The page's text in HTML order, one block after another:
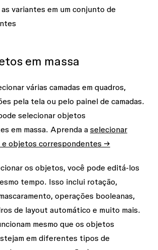
variantes em um conjunto de
em massa
várias camadas em quadros,
pela tela ou pelo painel de camadas.
selecionar objetos
em massa. Aprenda a selecionar
e objetos correspondentes →
os objetos, você pode editá-los
tempo. Isso inclui rotação,
operações booleanas,
de layout automático e muito mais.
mesmo que os objetos
em diferentes tipos de